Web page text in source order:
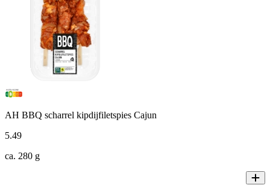
AH BBQ scharrel kipdijfiletspies Cajun
5.49
ca. 280 g